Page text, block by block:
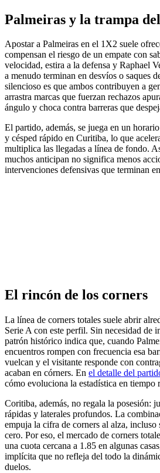
Palmeiras y la trampa
Apostar a Palmeiras en el 1X2 suele
compensan el riesgo de un empate con
velocidad, estira a la defensa y Raphael
a menudo terminan en desvíos o saques
silencioso es que ambos contribuyen a
arrastra marcas que fuerzan rechazos
ángulo y choca contra barreras que
El partido, además, se juega en un
y césped rápido en Curitiba, lo que
multiplica las llegadas a línea de fondo.
muchos anticipan no significa menos
intervenciones defensivas que terminan
El rincón de los corners
La línea de corners totales suele abrir
Serie A con este perfil. Sin necesidad de
patrón histórico indica que, cuando
encuentros rompen con frecuencia esa
vuelcan y el visitante responde con
acaban en córners. En el detalle del
cómo evoluciona la estadística en tiempo
Coritiba, además, no regala la posesión:
rápidas y laterales profundos. La
empuja la cifra de corners al alza, incluso
cero. Por eso, el mercado de corners
una cuota cercana a 1.85 en algunas
implícita que no refleja del todo la
duelos.